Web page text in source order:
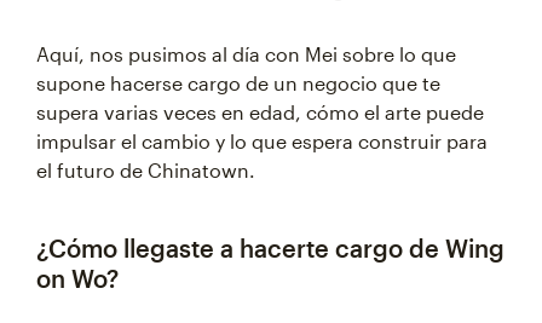
Aquí, nos pusimos al día con Mei sobre lo que
supone hacerse cargo de un negocio que te
supera varias veces en edad, cómo el arte puede
impulsar el cambio y lo que espera construir para
el futuro de Chinatown.
¿Cómo llegaste a hacerte cargo de Wing
on Wo?